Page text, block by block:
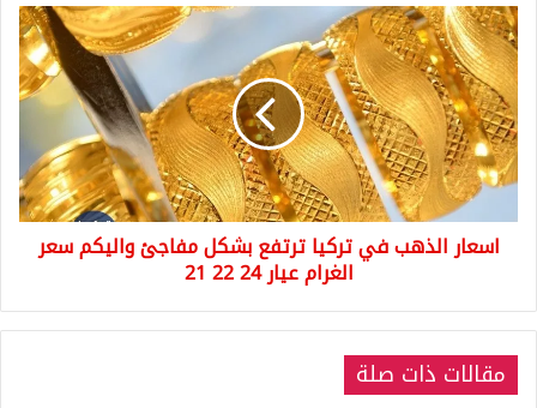
اسعار
الذهب
في
تركيا
ترتفع
بشكل
مفاجئ
واليكم
سعر
الغرام
22
اسعار الذهب في تركيا ترتفع بشكل مفاجئ واليكم سعر
الغرام عيار 24 22 21
مقالات ذات صلة